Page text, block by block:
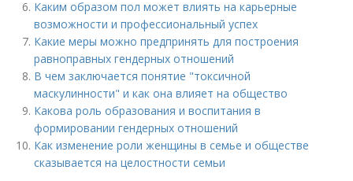
Каким образом пол может влиять на карьерные
возможности и профессиональный успех
Какие меры можно предпринять для построения
равноправных гендерных отношений
В чем заключается понятие "токсичной
маскулинности" и как она влияет на общество
Какова роль образования и воспитания в
формировании гендерных отношений
Как изменение роли женщины в семье и обществе
сказывается на целостности семьи